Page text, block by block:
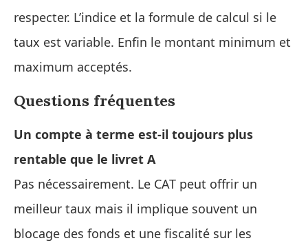
respecter. L’indice et la formule de calcul si le
taux est variable. Enfin le montant minimum et
maximum acceptés.
Questions fréquentes
Un compte à terme est‑il toujours plus
rentable que le livret A
Pas nécessairement. Le CAT peut offrir un
meilleur taux mais il implique souvent un
blocage des fonds et une fiscalité sur les